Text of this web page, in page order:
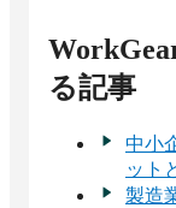
る記事
中小
ット
製造